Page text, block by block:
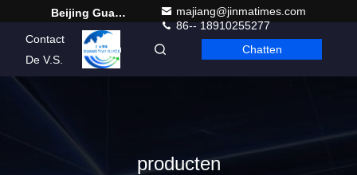
Beijing Guangtian Runze Technology Co., Ltd.
majiang@jinmatimes.com
86-- 18910255277
Contact
De V.S.
Dutch Chatten
producten